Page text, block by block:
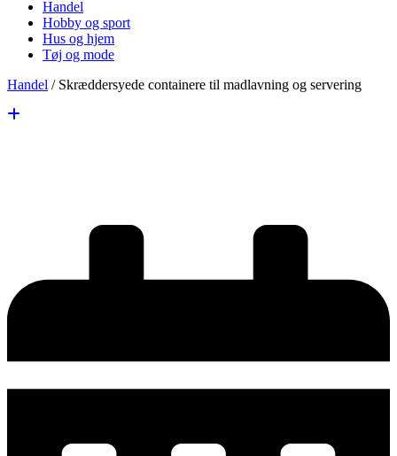
Handel
Hobby og sport
Hus og hjem
Tøj og mode
Handel / Skræddersyede containere til madlavning og servering